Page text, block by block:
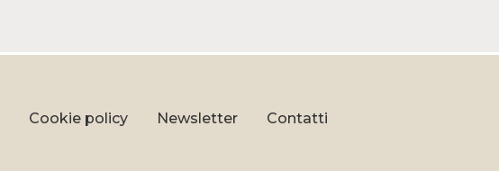
Cookie policy Newsletter Contatti